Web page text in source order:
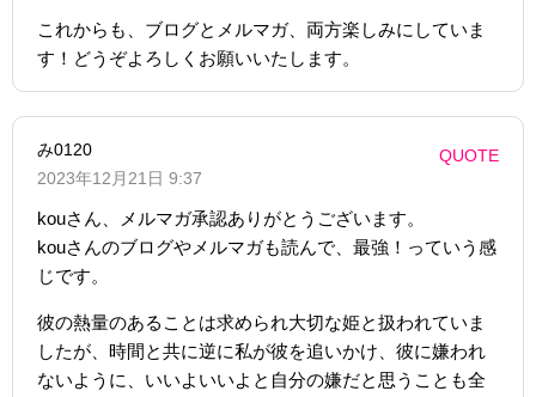
これからも、ブログとメルマガ、両方楽しみにしていま
す！どうぞよろしくお願いいたします。
み0120
2023年12月21日 9:37
QUOTE
kouさん、メルマガ承認ありがとうございます。
kouさんのブログやメルマガも読んで、最強！っていう感
じです。
彼の熱量のあることは求められ大切な姫と扱われていま
したが、時間と共に逆に私が彼を追いかけ、彼に嫌われ
ないように、いいよいいよと自分の嫌だと思うことも全